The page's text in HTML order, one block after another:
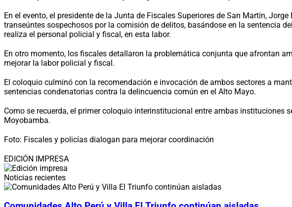
En el evento, el presidente de la Junta de Fiscales Superiores de San Martín,
transeúntes sospechosos por la comisión de delitos, basándose en la sentencia
realiza el personal policial y fiscal, en esta labor.
En otro momento, los fiscales detallaron la problemática conjunta que afrontan
mejorar la labor policial y fiscal.
El coloquio culminó con la recomendación e invocación de ambos sectores a
sentencias condenatorias contra la delincuencia común en el Alto Mayo.
Como se recuerda, el primer coloquio interinstitucional entre ambas
Moyobamba.
Foto: Fiscales y policías dialogan para mejorar coordinación
EDICIÓN IMPRESA
Noticias recientes